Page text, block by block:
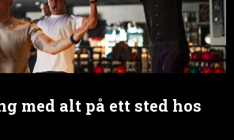
med alt på ett sted hos